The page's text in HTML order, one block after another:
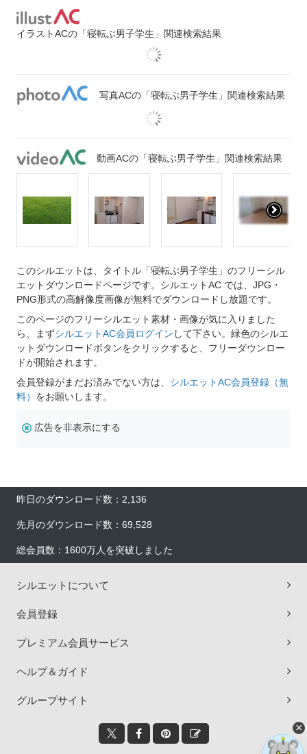
イラストACの「寝転ぶ男子学生」関連検索結果
写真ACの「寝転ぶ男子学生」関連検索結果
動画ACの「寝転ぶ男子学生」関連検索結果
このシルエットは、タイトル「寝転ぶ男子学生」のフリーシル
エットダウンロードページです。シルエットAC では、JPG・
PNG形式の高解像度画像が無料でダウンロードし放題です。
このページのフリーシルエット素材・画像が気に入りました
ら、まずシルエットAC会員ログイン して下さい。緑色のシルエ
ットダウンロードボタンをクリックすると、フリーダウンロー
ドが開始されます。
会員登録がまだお済みでない方は、 シルエットAC会員登録（無
料） をお願いします。
広告を非表示にする
昨日のダウンロード数：2,136
先月のダウンロード数：69,528
総会員数：1600万人を突破しました
シルエットについて
会員登録
プレミアム会員サービス
ヘルプ＆ガイド
グループサイト
×